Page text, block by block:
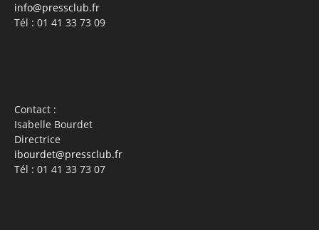
info@pressclub.fr
Tél : 01 41 33 73 09
Contact :
Isabelle Bourdet
Directrice
ibourdet@pressclub.fr
Tél : 01 41 33 73 07